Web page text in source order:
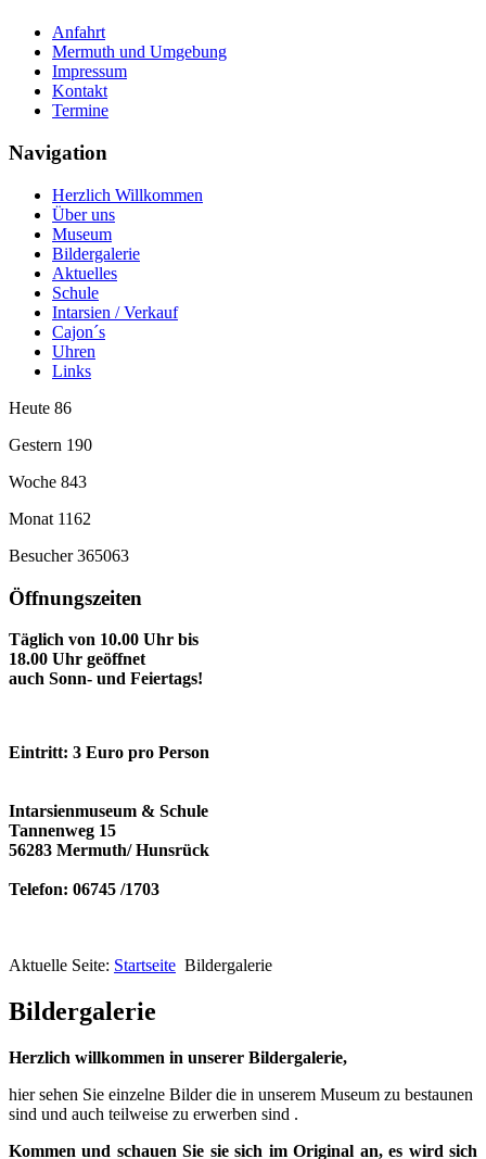
Anfahrt
Mermuth und Umgebung
Impressum
Kontakt
Termine
Navigation
Herzlich Willkommen
Über uns
Museum
Bildergalerie
Aktuelles
Schule
Intarsien / Verkauf
Cajon´s
Uhren
Links
Heute 86
Gestern 190
Woche 843
Monat 1162
Besucher365063
Öffnungszeiten
Täglich von 10.00 Uhr bis
18.00 Uhr geöffnet
auch Sonn- und Feiertags!
Eintritt: 3 Euro pro Person
Intarsienmuseum & Schule
Tannenweg 15
56283 Mermuth/ Hunsrück
Telefon: 06745 /1703
Aktuelle Seite: Startseite Bildergalerie
Bildergalerie
Herzlich willkommen in unserer Bildergalerie,
hier sehen Sie einzelne Bilder die in unserem Museum zu bestaunen
sind und auch teilweise zu erwerben sind .
Kommen und schauen Sie sie sich im Original an, es wird sich